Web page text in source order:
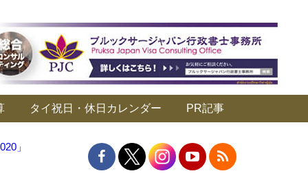
タイ祝日・休日カレンダー PR記事
」